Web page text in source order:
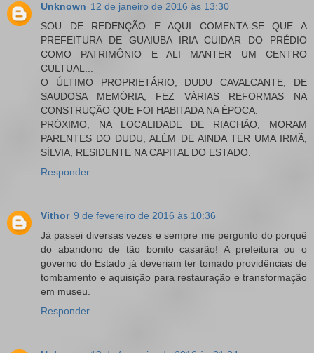
Unknown 12 de janeiro de 2016 às 13:30
SOU DE REDENÇÃO E AQUI COMENTA-SE QUE A
PREFEITURA DE GUAIUBA IRIA CUIDAR DO PRÉDIO
COMO PATRIMÔNIO E ALI MANTER UM CENTRO
CULTUAL...
O ÚLTIMO PROPRIETÁRIO, DUDU CAVALCANTE, DE
SAUDOSA MEMÓRIA, FEZ VÁRIAS REFORMAS NA
CONSTRUÇÃO QUE FOI HABITADA NA ÉPOCA.
PRÓXIMO, NA LOCALIDADE DE RIACHÃO, MORAM
PARENTES DO DUDU, ALÉM DE AINDA TER UMA IRMÃ,
SÍLVIA, RESIDENTE NA CAPITAL DO ESTADO.
Responder
Vithor 9 de fevereiro de 2016 às 10:36
Já passei diversas vezes e sempre me pergunto do porquê
do abandono de tão bonito casarão! A prefeitura ou o
governo do Estado já deveriam ter tomado providências de
tombamento e aquisição para restauração e transformação
em museu.
Responder